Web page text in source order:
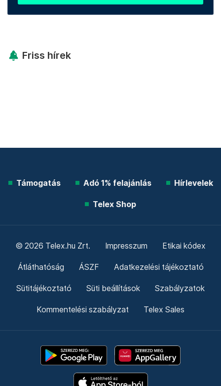
Friss hírek
Támogatás Adó 1% felajánlás Hírlevelek
Telex Shop
© 2026 Telex.hu Zrt. Impresszum Etikai kódex
Átláthatóság ÁSZF Adatkezelési tájékoztató
Sütitájékoztató Süti beállítások Szabályzatok
Kommentelési szabályzat Telex Sales